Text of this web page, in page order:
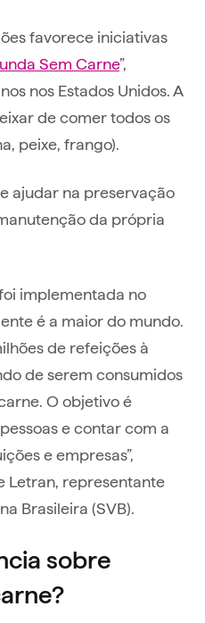
favorece iniciativas
Sem Carne”,
nos Estados Unidos. A
de comer todos os
peixe, frango).
ajudar na preservação
da própria
implementada no
é a maior do mundo.
de refeições à
de serem consumidos
O objetivo é
e contar com a
e empresas”,
Letran, representante
Brasileira (SVB).
sobre